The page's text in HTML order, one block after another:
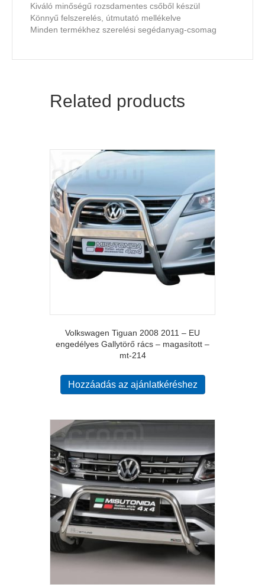
Kiváló minőségű rozsdamentes csőből készül
Könnyű felszerelés, útmutató mellékelve
Minden termékhez szerelési segédanyag-csomag
Related products
Volkswagen Tiguan 2008 2011 – EU
engedélyes Gallytörő rács – magasított –
mt-214
Hozzáadás az ajánlatkéréshez